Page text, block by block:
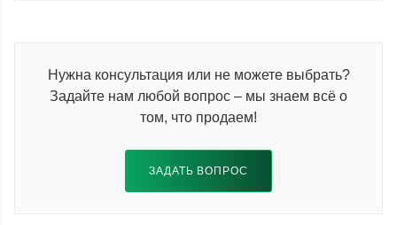
Нужна консультация или не можете выбрать?
Задайте нам любой вопрос – мы знаем всё о
том, что продаем!
ЗАДАТЬ ВОПРОС